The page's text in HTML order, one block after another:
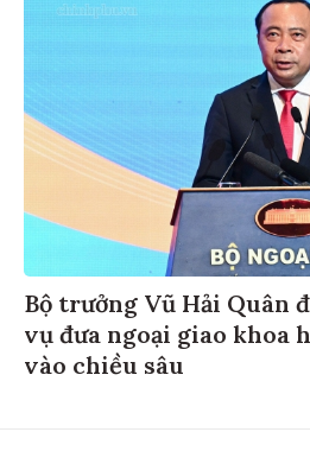
Bộ trưởng Vũ Hải Quân
vụ đưa ngoại giao khoa
vào chiều sâu